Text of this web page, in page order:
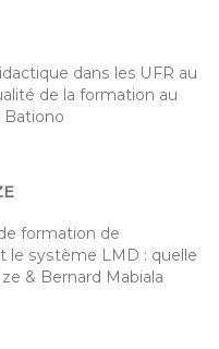
dans les UFR au
de la formation au
Bationo
formation de
le système LMD : quelle
& Bernard Mabiala